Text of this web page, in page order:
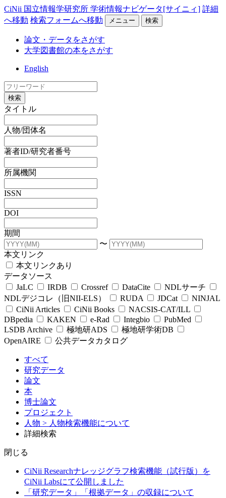
CiNii 国立情報学研究所 学術情報ナビゲータ[サイニィ] 詳細
へ移動 検索フォームへ移動 メニュー 検索
論文・データをさがす
大学図書館の本をさがす
English
検索
タイトル
人物/団体名
著者ID/研究者番号
所属機関
ISSN
DOI
期間
〜
本文リンク
本文リンクあり
データソース
JaLC
IRDB Crossref DataCite
NDLサーチ
NDLデジコレ（旧NII-ELS）
RUDA JDCat
NINJAL
CiNii Articles
CiNii Books
NACSIS-CAT/ILL
DBpedia
KAKEN e-Rad Integbio
PubMed
LSDB Archive
極地研ADS
極地研学術DB
OpenAIRE
公共データカタログ
すべて
研究データ
論文
本
博士論文
プロジェクト
人物 > 人物検索機能について
詳細検索
閉じる
CiNii Researchナレッジグラフ検索機能（試行版）を
CiNii Labsにて公開しました
「研究データ」「根拠データ」の収録について